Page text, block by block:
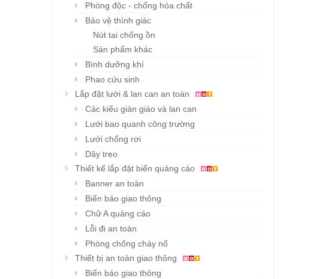
Phòng độc - chống hóa chất
Bảo vệ thính giác
Nút tai chống ồn
Sản phẩm khác
Bình dưỡng khí
Phao cứu sinh
Lắp đặt lưới & lan can an toàn
Các kiểu giàn giáo và lan can
Lưới bao quanh công trường
Lưới chống rơi
Dây treo
Thiết kế lắp đặt biển quảng cáo
Banner an toàn
Biển báo giao thông
Chữ A quảng cáo
Lỗi đi an toàn
Phòng chống cháy nổ
Thiết bị an toàn giao thông
Biển báo giao thông